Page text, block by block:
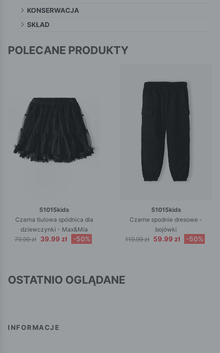
KONSERWACJA
SKŁAD
POLECANE PRODUKTY
51015kids
Czarna tiulowa spódnica dla
dziewczynki - Max&Mia
79.99 zł
39.99 zł -50%
51015kids
Czarne spodnie dresowe -
bojówki
119.99 zł 59.99 zł -50%
OSTATNIO OGLĄDANE
INFORMACJE